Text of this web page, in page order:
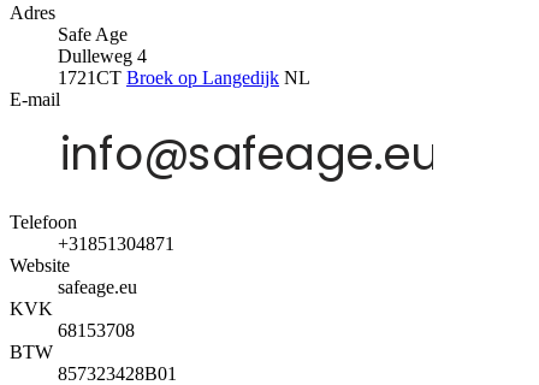
Adres
Safe Age
Dulleweg 4
1721CT Broek op Langedijk NL
E-mail
Telefoon
+31851304871
Website
safeage.eu
KVK
68153708
BTW
857323428B01